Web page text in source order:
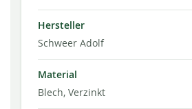
Hersteller
Schweer Adolf
Material
Blech, Verzinkt